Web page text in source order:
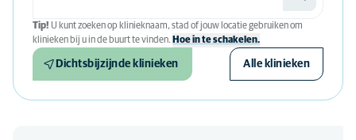
Tip! U kunt zoeken op klinieknaam, stad of jouw locatie gebruiken om
klinieken bij u in de buurt te vinden. Hoe in te schakelen.
Dichtsbijzijnde klinieken Alle klinieken